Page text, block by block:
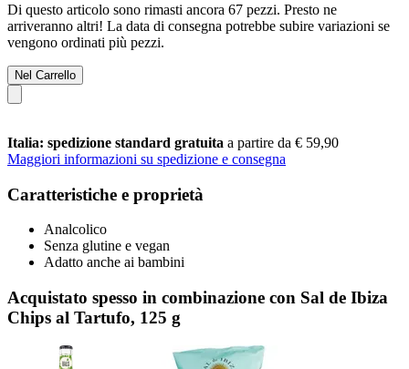
Di questo articolo sono rimasti ancora 67 pezzi. Presto ne
arriveranno altri! La data di consegna potrebbe subire variazioni se
vengono ordinati più pezzi.
Nel Carrello
Italia: spedizione standard gratuita a partire da € 59,90
Maggiori informazioni su spedizione e consegna
Caratteristiche e proprietà
Analcolico
Senza glutine e vegan
Adatto anche ai bambini
Acquistato spesso in combinazione con Sal de Ibiza
Chips al Tartufo, 125 g